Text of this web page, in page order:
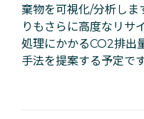
棄物を可視化/分析しま
りもさらに高度なリサ
処理にかかるCO2排出
手法を提案する予定です